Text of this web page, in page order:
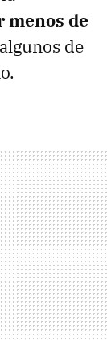
menos de
de